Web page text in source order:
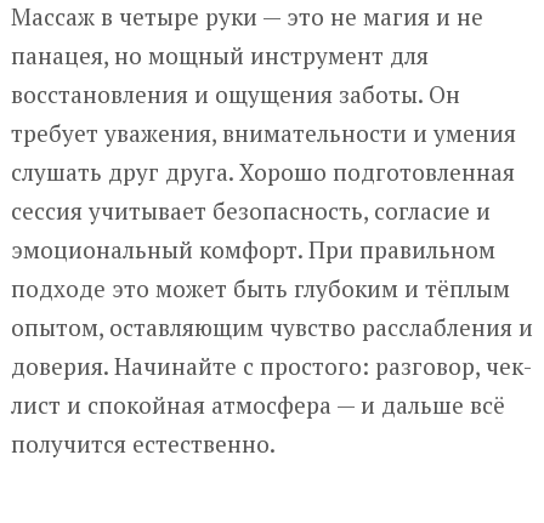
Массаж в четыре руки — это не магия и не
панацея, но мощный инструмент для
восстановления и ощущения заботы. Он
требует уважения, внимательности и умения
слушать друг друга. Хорошо подготовленная
сессия учитывает безопасность, согласие и
эмоциональный комфорт. При правильном
подходе это может быть глубоким и тёплым
опытом, оставляющим чувство расслабления и
доверия. Начинайте с простого: разговор, чек-
лист и спокойная атмосфера — и дальше всё
получится естественно.